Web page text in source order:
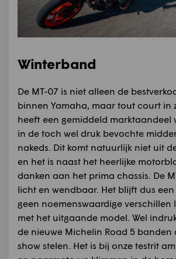
Winterband
De MT-07 is niet alleen de
binnen Yamaha, maar tout court in
heeft een gemiddeld marktaandeel
in de toch wel druk bevochte
nakeds. Dit komt natuurlijk niet uit
en het is naast het heerlijke
danken aan het prima chassis. De
licht en wendbaar. Het blijft dus
geen noemenswaardige verschillen
met het uitgaande model. Wel
de nieuwe Michelin Road 5 banden
show stelen. Het is bij onze testrit